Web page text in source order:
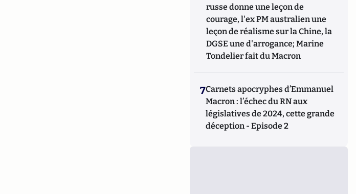
russe donne une leçon de
courage, l'ex PM australien une
leçon de réalisme sur la Chine, la
DGSE une d'arrogance; Marine
Tondelier fait du Macron
7Carnets apocryphes d’Emmanuel
Macron : l’échec du RN aux
législatives de 2024, cette grande
déception - Episode 2